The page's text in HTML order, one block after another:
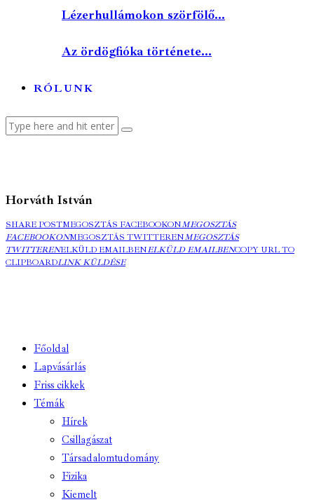
Lézerhullámokon szörfölő...
Az ördögfióka története...
RÓLUNK
Horváth István
SHARE POSTMEGOSZTÁS FACEBOOKONMEGOSZTÁS
FACEBOOKONMEGOSZTÁS TWITTERENMEGOSZTÁS
TWITTERENELKÜLD EMAILBENELKÜLD EMAILBENCOPY URL TO
CLIPBOARDLINK KÜLDÉSE
Főoldal
Lapvásárlás
Friss cikkek
Témák
Hírek
Csillagászat
Társadalomtudomány
Fizika
Kiemelt